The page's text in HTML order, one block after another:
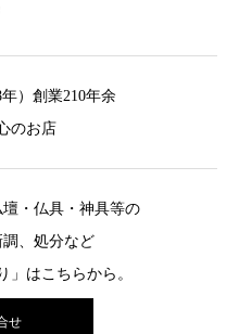
）創業210年余
のお店
・仏具・神具等の
、処分など
」はこちらから。
せ